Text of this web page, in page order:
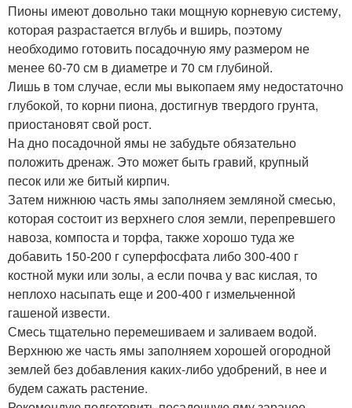
Пионы имеют довольно таки мощную корневую систему,
которая разрастается вглубь и вширь, поэтому
необходимо готовить посадочную яму размером не
менее 60-70 см в диаметре и 70 см глубиной.
Лишь в том случае, если мы выкопаем яму недостаточно
глубокой, то корни пиона, достигнув твердого грунта,
приостановят свой рост.
На дно посадочной ямы не забудьте обязательно
положить дренаж. Это может быть гравий, крупный
песок или же битый кирпич.
Затем нижнюю часть ямы заполняем земляной смесью,
которая состоит из верхнего слоя земли, перепревшего
навоза, компоста и торфа, также хорошо туда же
добавить 150-200 г суперфосфата либо 300-400 г
костной муки или золы, а если почва у вас кислая, то
неплохо насыпать еще и 200-400 г измельченной
гашеной извести.
Смесь тщательно перемешиваем и заливаем водой.
Верхнюю же часть ямы заполняем хорошей огородной
землей без добавления каких-либо удобрений, в нее и
будем сажать растение.